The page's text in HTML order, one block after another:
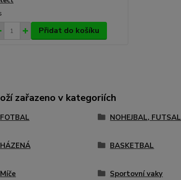
Přidat do košíku
zařazeno v kategoriích
FOTBAL NOHEJBAL, FUTSAL
HÁZENÁ BASKETBAL
Míče
Sportovní vaky